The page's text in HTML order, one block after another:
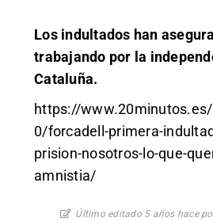
Los indultados han
trabajando por la
Cataluña.
https://
0/forcadell-primera-
prision-nosotros-lo-que-
amnistia/
Último editado 5 años hace